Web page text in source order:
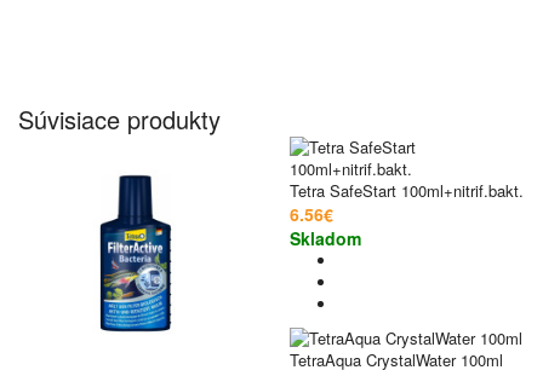
Súvisiace produkty
Tetra SafeStart 100ml+nitrif.bakt.
6.56€
Skladom
TetraAqua CrystalWater 100ml